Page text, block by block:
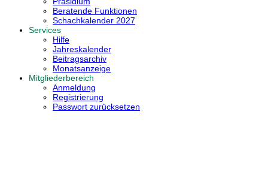
Beratende Funktionen
Schachkalender 2027
Services
Hilfe
Jahreskalender
Beitragsarchiv
Monatsanzeige
Mitgliederbereich
Anmeldung
Registrierung
Passwort zurücksetzen